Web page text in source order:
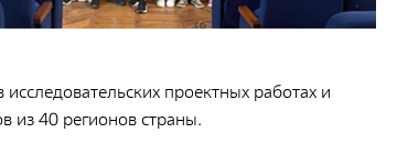
проектных работах и
из 40 регионов страны.